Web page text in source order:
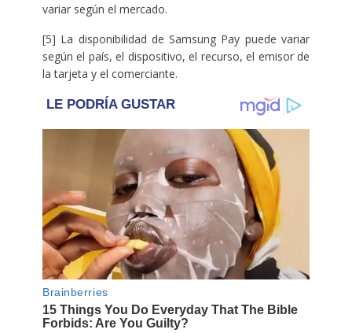
variar según el mercado.
[5] La disponibilidad de Samsung Pay puede variar
según el país, el dispositivo, el recurso, el emisor de
la tarjeta y el comerciante.